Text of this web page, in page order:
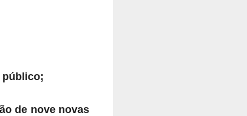
público;
de nove novas